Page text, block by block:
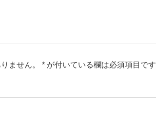
ません。 * が付いている欄は必須項目です